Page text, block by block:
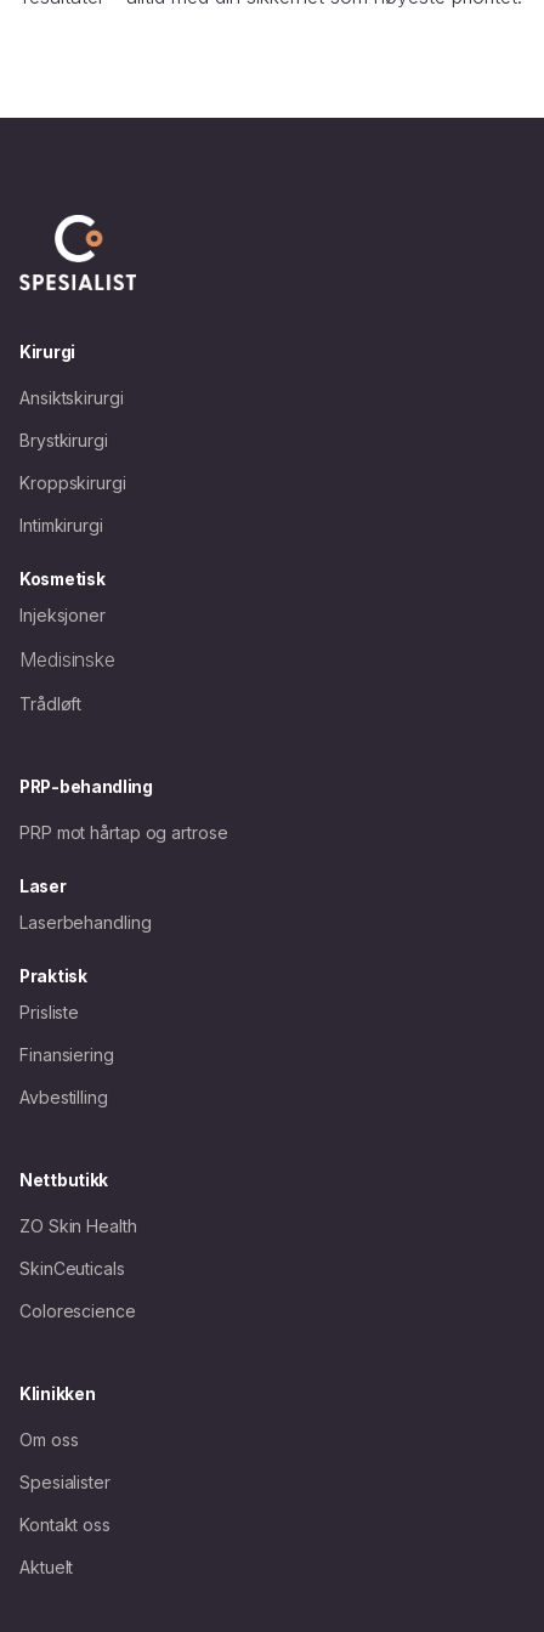
Kirurgi
Ansiktskirurgi
Brystkirurgi
Kroppskirurgi
Intimkirurgi
Kosmetisk
Injeksjoner
Medisinske
Trådløft
PRP-behandling
PRP mot hårtap og artrose
Laser
Laserbehandling
Praktisk
Prisliste
Finansiering
Avbestilling
Nettbutikk
ZO Skin Health
SkinCeuticals
Colorescience
Klinikken
Om oss
Spesialister
Kontakt oss
Aktuelt